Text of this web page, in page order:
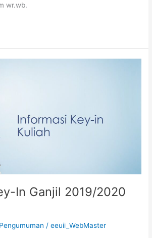
wr.wb.
In Ganjil 2019/2020
Pengumuman /eeuii_WebMaster